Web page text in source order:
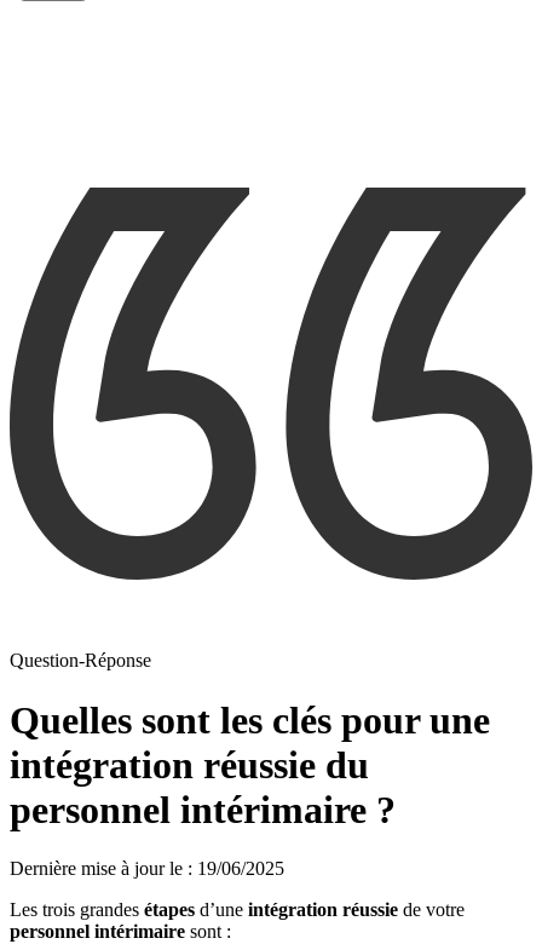
Question-Réponse
Quelles sont les clés pour une
intégration réussie du
personnel intérimaire ?
Dernière mise à jour le : 19/06/2025
Les trois grandes étapes d’une intégration réussie de votre
personnel intérimaire sont :